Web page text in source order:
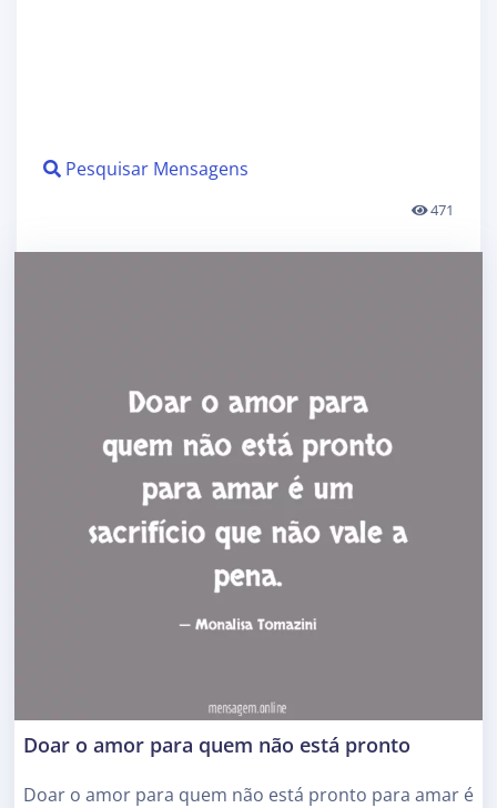
Pesquisar Mensagens
471
Doar o amor para quem não está pronto
Doar o amor para quem não está pronto para amar é